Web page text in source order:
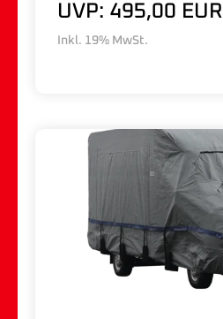
UVP: 495,00 EUR
Inkl. 19% MwSt.